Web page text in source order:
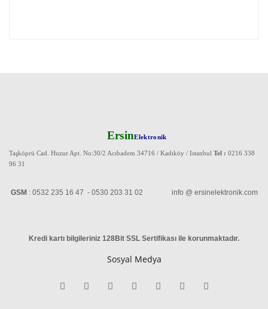
ErsinElektronik
Taşköprü Cad. Huzur Apt. No:30/2 Acıbadem 34716 / Kadıköy / Istanbul Tel : 0216 338
96 31
GSM : 0532 235 16 47 - 0530 203 31 02 info @ ersinelektronik.com
Kredi kartı bilgileriniz 128Bit SSL Sertifikası ile korunmaktadır.
Sosyal Medya